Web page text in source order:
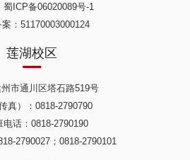
蜀ICP备06020089号-1
：51170003000124
莲湖校区
市通川区塔石路519号
真）：0818-2790790
电话：0818-2790190
2790027；0818-2790101